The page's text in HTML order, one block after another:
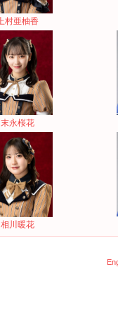
上村亜柚香
末永桜花
相川暖花